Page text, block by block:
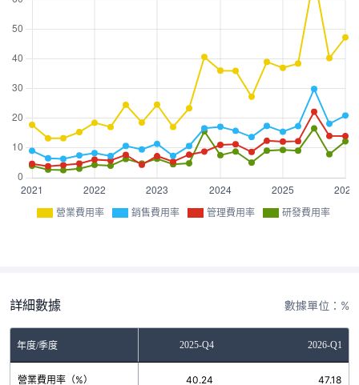
營業費用率 銷售費用率 管理費用率 研發費用率
詳細數據 數據單位：%
年度/季度2025-Q3 2025-Q4 2026-Q1
營業費用率（%）
67.96 40.24 47.18